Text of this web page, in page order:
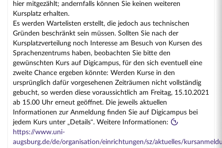
hier mitgezählt; andernfalls können Sie keinen weiteren
Kursplatz erhalten.
Es werden Wartelisten erstellt, die jedoch aus technischen
Gründen beschränkt sein müssen. Sollten Sie nach der
Kursplatzverteilung noch Interesse am Besuch von Kursen des
Sprachenzentrums haben, beobachten Sie bitte den
gewünschten Kurs auf Digicampus, für den sich eventuell eine
zweite Chance ergeben könnte: Werden Kurse in den
ursprünglich dafür vorgesehenen Zeiträumen nicht vollständig
gebucht, so werden diese voraussichtlich am Freitag, 15.10.2021
ab 15.00 Uhr erneut geöffnet. Die jeweils aktuellen
Informationen zur Anmeldung finden Sie auf Digicampus bei
jedem Kurs unter „Details“. Weitere Informationen:
https://www.uni-
augsburg.de/de/organisation/einrichtungen/sz/aktuelles/